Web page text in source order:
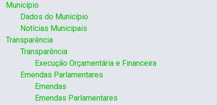
Município
Dados do Município
Notícias Municipais
Transparência
Transparência
Execução Orçamentária e Financeira
Emendas Parlamentares
Emendas
Emendas Parlamentares